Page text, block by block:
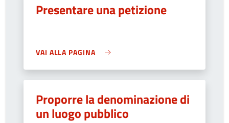
Presentare una petizione
VAI ALLA PAGINA
Proporre la denominazione di
un luogo pubblico